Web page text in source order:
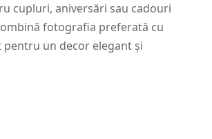
cupluri, aniversări sau cadouri
fotografia preferată cu
pentru un decor elegant și